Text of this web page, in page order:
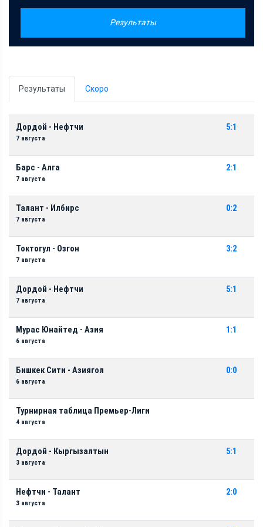
Результаты
Результаты Скоро
Дордой - Нефтчи
7 августа
5:1
Барс - Алга
7 августа
2:1
Талант - Илбирс
7 августа
0:2
Токтогул - Озгон
7 августа
3:2
Дордой - Нефтчи
7 августа
5:1
Мурас Юнайтед - Азия
6 августа
1:1
Бишкек Сити - Азиягол
6 августа
0:0
Турнирная таблица Премьер-Лиги
4 августа
Дордой - Кыргызалтын
3 августа
5:1
Нефтчи - Талант
3 августа
2:0